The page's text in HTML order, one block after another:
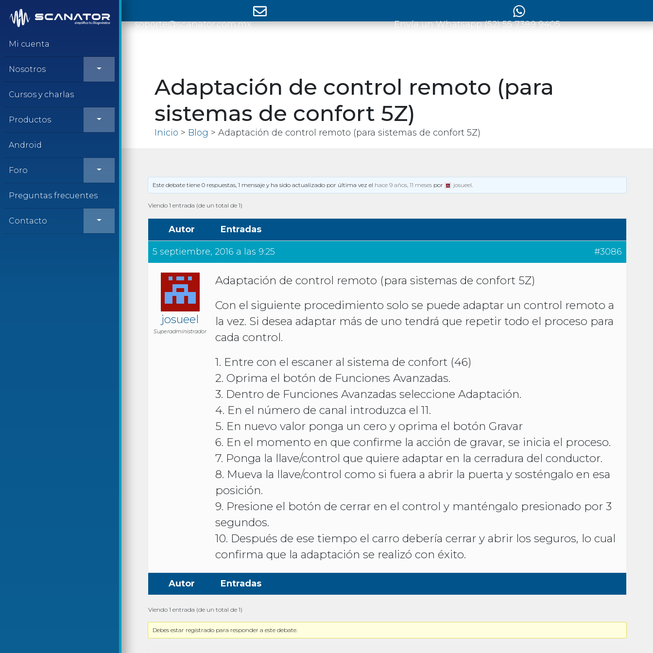
soporte@scanator.com.mx Envía un Whatsapp (52) 55 7389 9405
Saltar al contenido
Mi cuenta
Nosotros
Cursos y charlas
Productos
Android
Foro
Preguntas frecuentes
Contacto
Adaptación de control remoto (para
sistemas de confort 5Z)
Inicio > Blog > Adaptación de control remoto (para sistemas de confort 5Z)
Este debate tiene 0 respuestas, 1 mensaje y ha sido actualizado por última vez el hace 9 años, 11 meses por josueel.
Viendo 1 entrada (de un total de 1)
Autor Entradas
5 septiembre, 2016 a las 9:25 #3086
josueel
Superadministrador
Adaptación de control remoto (para sistemas de confort 5Z)
Con el siguiente procedimiento solo se puede adaptar un control remoto a
la vez. Si desea adaptar más de uno tendrá que repetir todo el proceso para
cada control.
1. Entre con el escaner al sistema de confort (46)
2. Oprima el botón de Funciones Avanzadas.
3. Dentro de Funciones Avanzadas seleccione Adaptación.
4. En el número de canal introduzca el 11.
5. En nuevo valor ponga un cero y oprima el botón Gravar
6. En el momento en que confirme la acción de gravar, se inicia el proceso.
7. Ponga la llave/control que quiere adaptar en la cerradura del conductor.
8. Mueva la llave/control como si fuera a abrir la puerta y sosténgalo en esa
posición.
9. Presione el botón de cerrar en el control y manténgalo presionado por 3
segundos.
10. Después de ese tiempo el carro debería cerrar y abrir los seguros, lo cual
confirma que la adaptación se realizó con éxito.
Autor Entradas
Viendo 1 entrada (de un total de 1)
Debes estar registrado para responder a este debate.